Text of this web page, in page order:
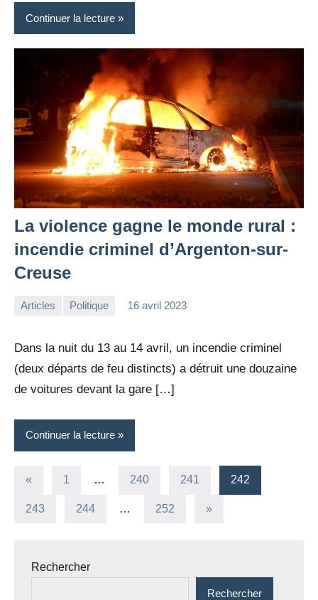
Continuer la lecture
La violence gagne le monde rural :
incendie criminel d’Argenton-sur-
Creuse
Articles Politique 16 avril 2023
Dans la nuit du 13 au 14 avril, un incendie criminel
(deux départs de feu distincts) a détruit une douzaine
de voitures devant la gare […]
Continuer la lecture
Pagination
des
« Publications
1 … 240 241 242
243 244 … 252
Articles
»
Rechercher
Rechercher